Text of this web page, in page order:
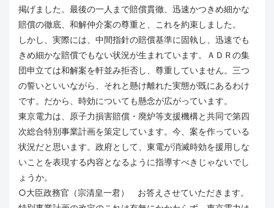
掲げました。最後の一人まで賠償貫徹、迅速かつきめ細かな
賠償の徹底、和解仲介案の尊重と、これを約束しました。
しかし、実際には、中間指針の賠償基準に固執し、迅速でも
きめ細かな賠償でもない状況が生まれています。ＡＤＲの集
団申立ては和解案を軒並み拒否し、尊重していません。三つ
の誓いといいながら、それと懸け離れた実態が既にあるわけ
です。だから、時効についても懸念が広がっています。
東京電力は、原子力損害賠償・廃炉等支援機構と共同で第四
次総合特別事業計画を策定しています。今、案を作っている
状況だと思います。政府として、東電が消滅時効を援用しな
いことを表現する内容となるように指導すべきじゃないでし
ょうか。
○大臣政務官（宗清皇一君） お答えさせていただきます。